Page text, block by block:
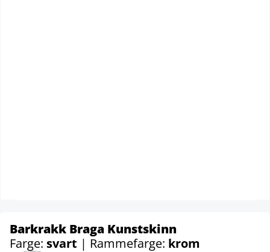
Barkrakk Braga Kunstskinn
Farge: svart | Rammefarge: krom